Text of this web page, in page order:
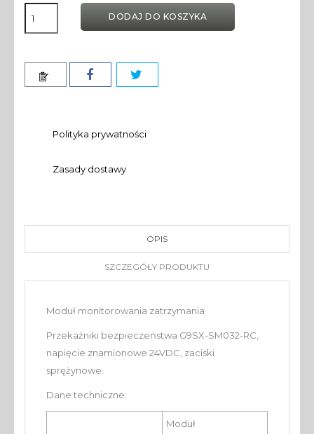
DODAJ DO KOSZYKA
Polityka prywatności
Zasady dostawy
OPIS
SZCZEGÓŁY PRODUKTU
Moduł monitorowania zatrzymania
Przekaźniki bezpieczeństwa G9SX-SM032-RC,
napięcie znamionowe 24VDC, zaciski
sprężynowe.
Dane techniczne:
Moduł